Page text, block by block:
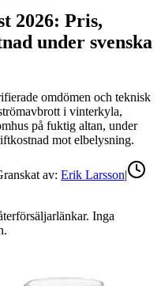
2026: Pris,
under svenska
omdömen och teknisk
i vinterkyla,
på fuktig altan, under
mot elbelysning.
av: Erik Larsson|
Inga